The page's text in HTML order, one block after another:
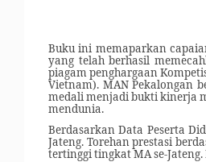
Buku ini memaparkan
yang telah berhasil
piagam penghargaan
Vietnam). MAN Pekalongan
medali menjadi bukti kinerja
mendunia.
Berdasarkan Data Peserta
Jateng. Torehan prestasi
tertinggi tingkat MA se-